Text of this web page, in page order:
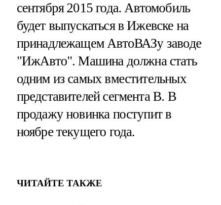
сентября 2015 года. Автомобиль
будет выпускаться в Ижевске на
принадлежащем АвтоВАЗу заводе
"ИжАвто". Машина должна стать
одним из самых вместительных
представителей сегмента B. В
продажу новинка поступит в
ноябре текущего года.
ЧИТАЙТЕ ТАКЖЕ